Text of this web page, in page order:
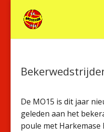
De MO15 is dit jaar
geleden aan het
poule met Harkemase